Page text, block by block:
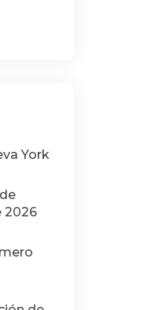
York
2026